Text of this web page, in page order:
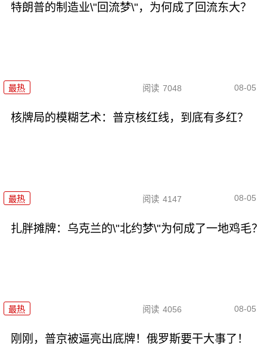
特朗普的制造业\"回流梦\"，为何成了回流东大？
最热 阅读 7048 08-05
核牌局的模糊艺术：普京核红线，到底有多红？
最热 阅读 4147 08-05
扎胖摊牌：乌克兰的\"北约梦\"为何成了一地鸡毛？
最热 阅读 4056 08-05
刚刚，普京被逼亮出底牌！俄罗斯要干大事了！